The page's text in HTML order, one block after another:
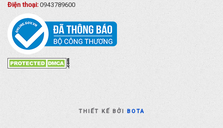
Điện thoại:0943789600
THIẾT KẾ BỞIBOTA